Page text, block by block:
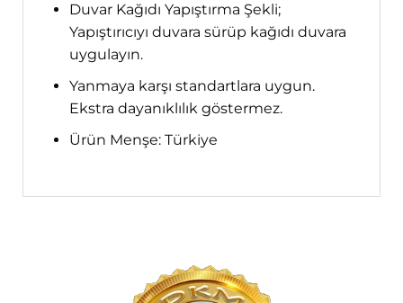
Duvar Kağıdı Yapıştırma Şekli;
Yapıştırıcıyı duvara sürüp kağıdı duvara
uygulayın.
Yanmaya karşı standartlara uygun.
Ekstra dayanıklılık göstermez.
Ürün Menşe: Türkiye